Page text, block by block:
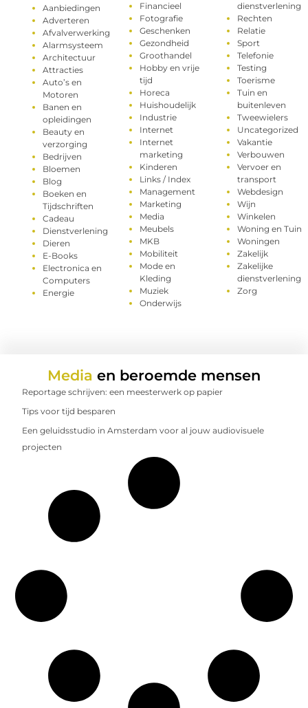
Aanbiedingen
Adverteren
Afvalverwerking
Alarmsysteem
Architectuur
Attracties
Auto’s en
Motoren
Banen en
opleidingen
Beauty en
verzorging
Bedrijven
Bloemen
Blog
Boeken en
Tijdschriften
Cadeau
Dienstverlening
Dieren
E-Books
Electronica en
Computers
Energie
Financieel
Fotografie
Geschenken
Gezondheid
Groothandel
Hobby en vrije
tijd
Horeca
Huishoudelijk
Industrie
Internet
Internet
marketing
Kinderen
Links / Index
Management
Marketing
Media
Meubels
MKB
Mobiliteit
Mode en
Kleding
Muziek
Onderwijs
dienstverlening
Rechten
Relatie
Sport
Telefonie
Testing
Toerisme
Tuin en
buitenleven
Tweewielers
Uncategorized
Vakantie
Verbouwen
Vervoer en
transport
Webdesign
Wijn
Winkelen
Woning en Tuin
Woningen
Zakelijk
Zakelijke
dienstverlening
Zorg
Media en beroemde mensen
Reportage schrijven: een meesterwerk op papier
Tips voor tijd besparen
Een geluidsstudio in Amsterdam voor al jouw audiovisuele
projecten